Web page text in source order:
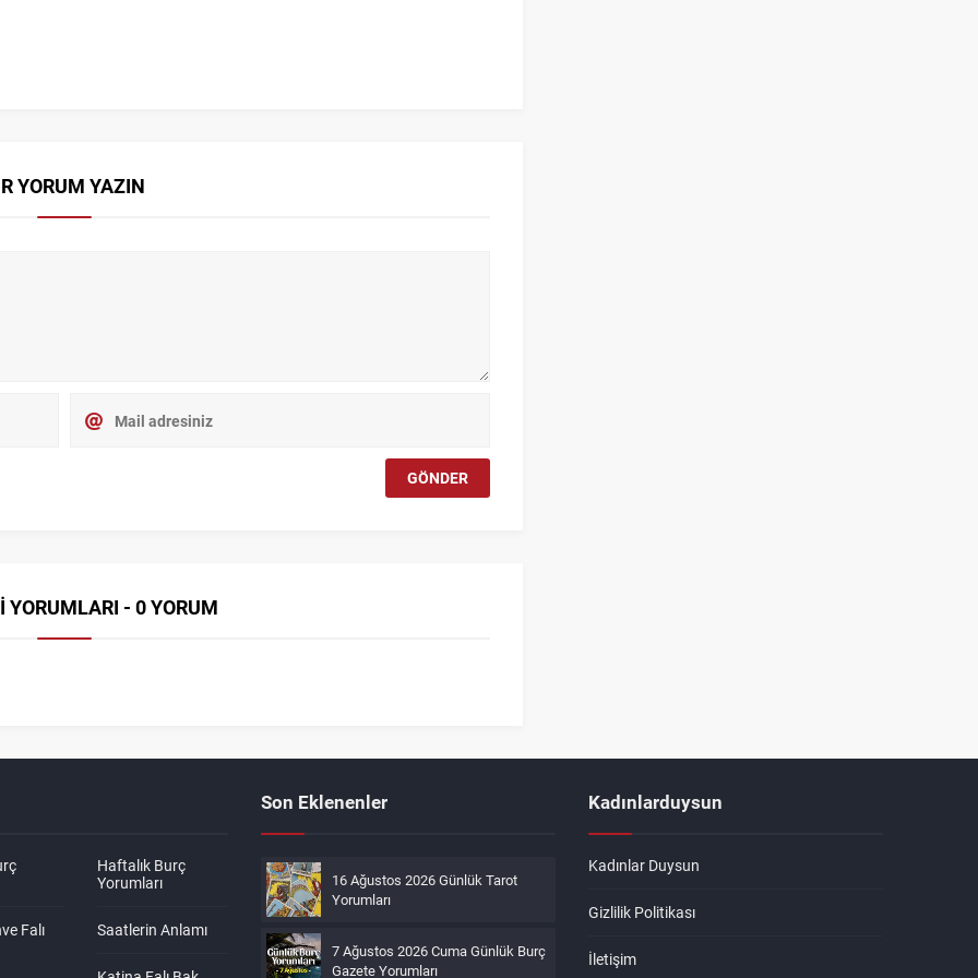
YORUM YAZIN
YORUMLARI - 0 YORUM
Haftalık Burç
Yorumları
Falı Saatlerin Anlamı
Son Eklenenler
16 Ağustos 2026 Günlük Tarot
Yorumları
7 Ağustos 2026 Cuma Günlük Burç
Gazete Yorumları
Kadınlarduysun
Kadınlar Duysun
Gizlilik Politikası
İletişim